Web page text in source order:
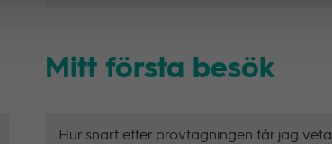
Mitt första besök
Hur snart efter provtagningen får jag